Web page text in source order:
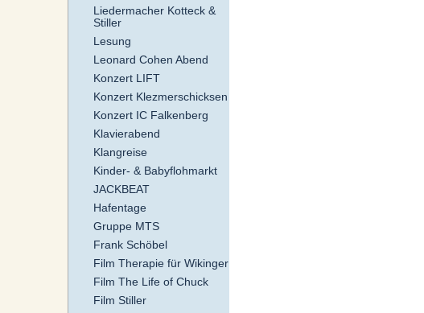
Liedermacher Kotteck &
Stiller
Lesung
Leonard Cohen Abend
Konzert LIFT
Konzert Klezmerschicksen
Konzert IC Falkenberg
Klavierabend
Klangreise
Kinder- & Babyflohmarkt
JACKBEAT
Hafentage
Gruppe MTS
Frank Schöbel
Film Therapie für Wikinger
Film The Life of Chuck
Film Stiller